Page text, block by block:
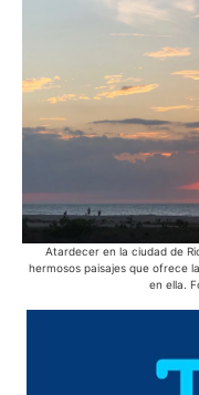
Atardecer en la ciudad de
hermosos paisajes que ofrece
en ella.